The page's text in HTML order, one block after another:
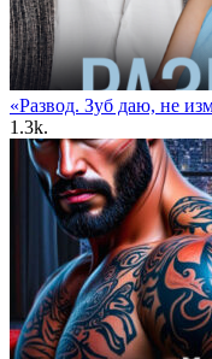
«Развод. Зуб даю, не
1.3k.